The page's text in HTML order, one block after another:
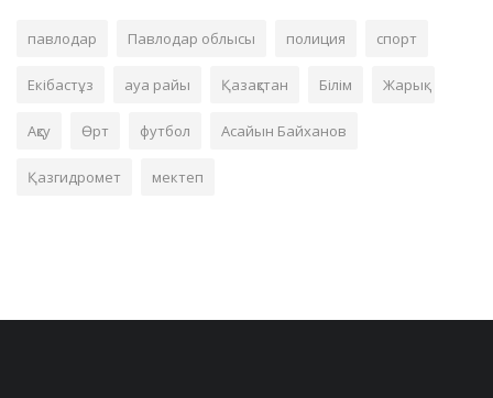
павлодар Павлодар облысы полиция спорт
Екібастұз ауа райы Қазақстан Білім Жарық
Ақсу Өрт футбол Асайын Байханов
Қазгидромет мектеп